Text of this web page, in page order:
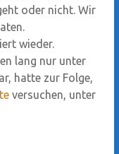
oder nicht. Wir
wieder.
lang nur unter
hatte zur Folge,
versuchen, unter